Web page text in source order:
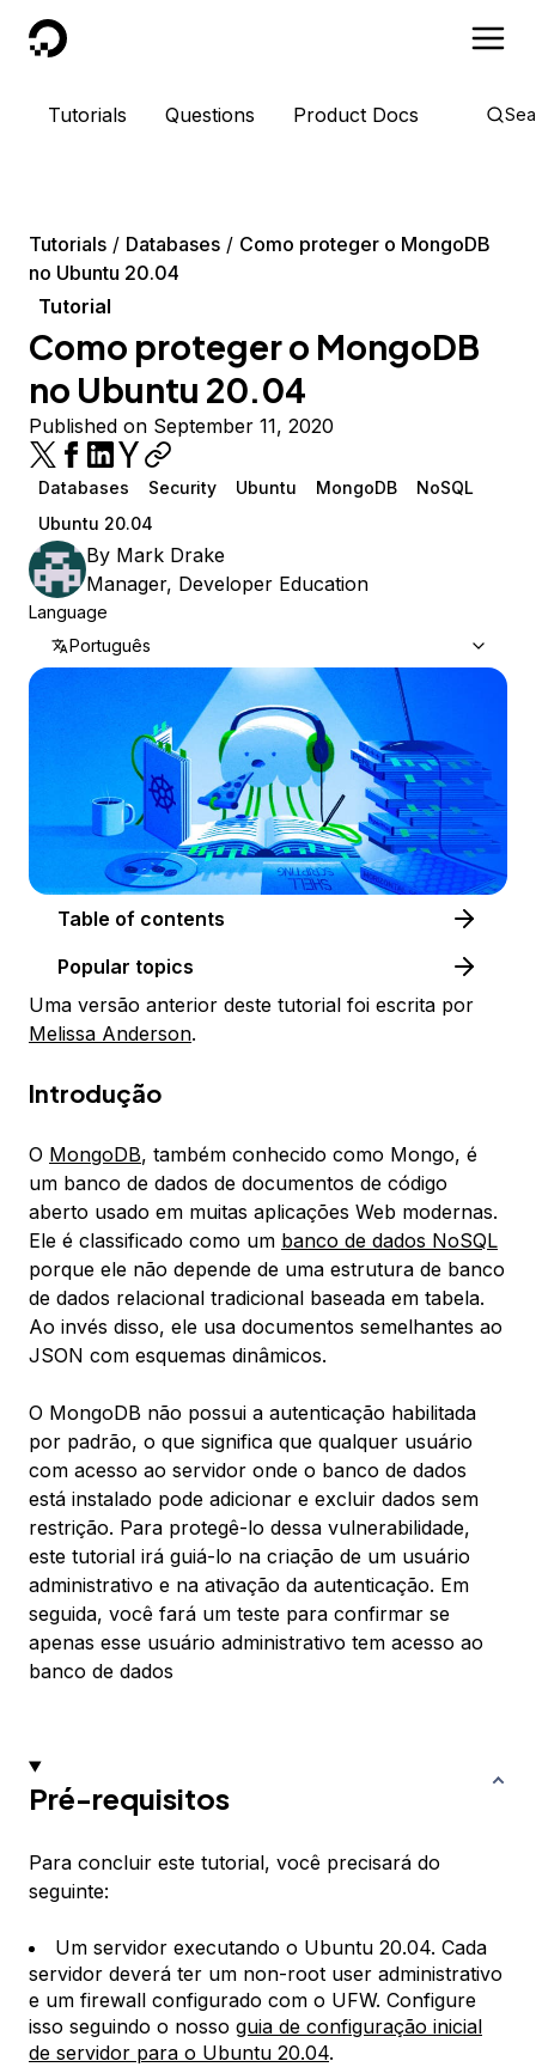
DigitalOcean
Tutorials Questions Product Docs
Tutorials Databases
Como proteger o MongoDB
no Ubuntu 20.04
Tutorial
Como proteger o MongoDB
no Ubuntu 20.04
Published on September 11, 2020
Databases Security Ubuntu MongoDB
NoSQL
Ubuntu 20.04
By Mark Drake
Manager, Developer Education
Language
Português
Table of contents
Popular topics
Uma versão anterior deste tutorial foi escrita por
Melissa Anderson.
Introdução
O MongoDB, também conhecido como Mongo, é
um banco de dados de documentos de código
aberto usado em muitas aplicações Web modernas.
Ele é classificado como um banco de dados NoSQL
porque ele não depende de uma estrutura de banco
de dados relacional tradicional baseada em tabela.
Ao invés disso, ele usa documentos semelhantes ao
JSON com esquemas dinâmicos.
O MongoDB não possui a autenticação habilitada
por padrão, o que significa que qualquer usuário
com acesso ao servidor onde o banco de dados
está instalado pode adicionar e excluir dados sem
restrição. Para protegê-lo dessa vulnerabilidade,
este tutorial irá guiá-lo na criação de um usuário
administrativo e na ativação da autenticação. Em
seguida, você fará um teste para confirmar se
apenas esse usuário administrativo tem acesso ao
banco de dados
Pré-requisitos
Para concluir este tutorial, você precisará do
seguinte:
Um servidor executando o Ubuntu 20.04. Cada
servidor deverá ter um non-root user administrativo
e um firewall configurado com o UFW. Configure
isso seguindo o nosso guia de configuração inicial
de servidor para o Ubuntu 20.04.